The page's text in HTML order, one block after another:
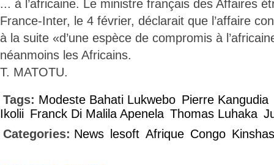
... à l’africaine. Le ministre français des Affaires
France-Inter, le 4 février, déclarait que l’affaire
à la suite «d’une espèce de compromis à
néanmoins les Africains.
T. MATOTU.
Tags: Modeste Bahati Lukwebo Pierre Kangudia
Ikolii Franck Di Malila Apenela Thomas Luhaka
Categories: News lesoft Afrique Congo